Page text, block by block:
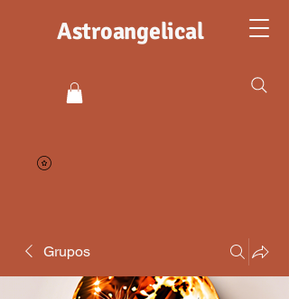
Astroangelical
Grupos